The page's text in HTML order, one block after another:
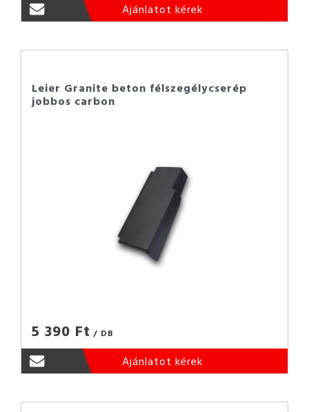
Ajánlatot kérek
Leier Granite beton félszegélycserép
jobbos carbon
5 390 Ft / DB
Ajánlatot kérek